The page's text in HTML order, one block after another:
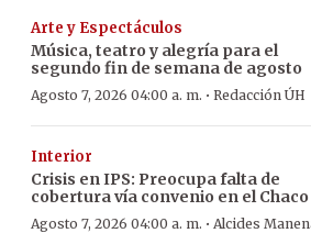
Arte y Espectáculos
Música, teatro y alegría para el
segundo fin de semana de agosto
Agosto 7, 2026 04:00 a. m. · Redacción ÚH
Interior
Crisis en IPS: Preocupa falta de
cobertura vía convenio en el Chaco
Agosto 7, 2026 04:00 a. m. · Alcides